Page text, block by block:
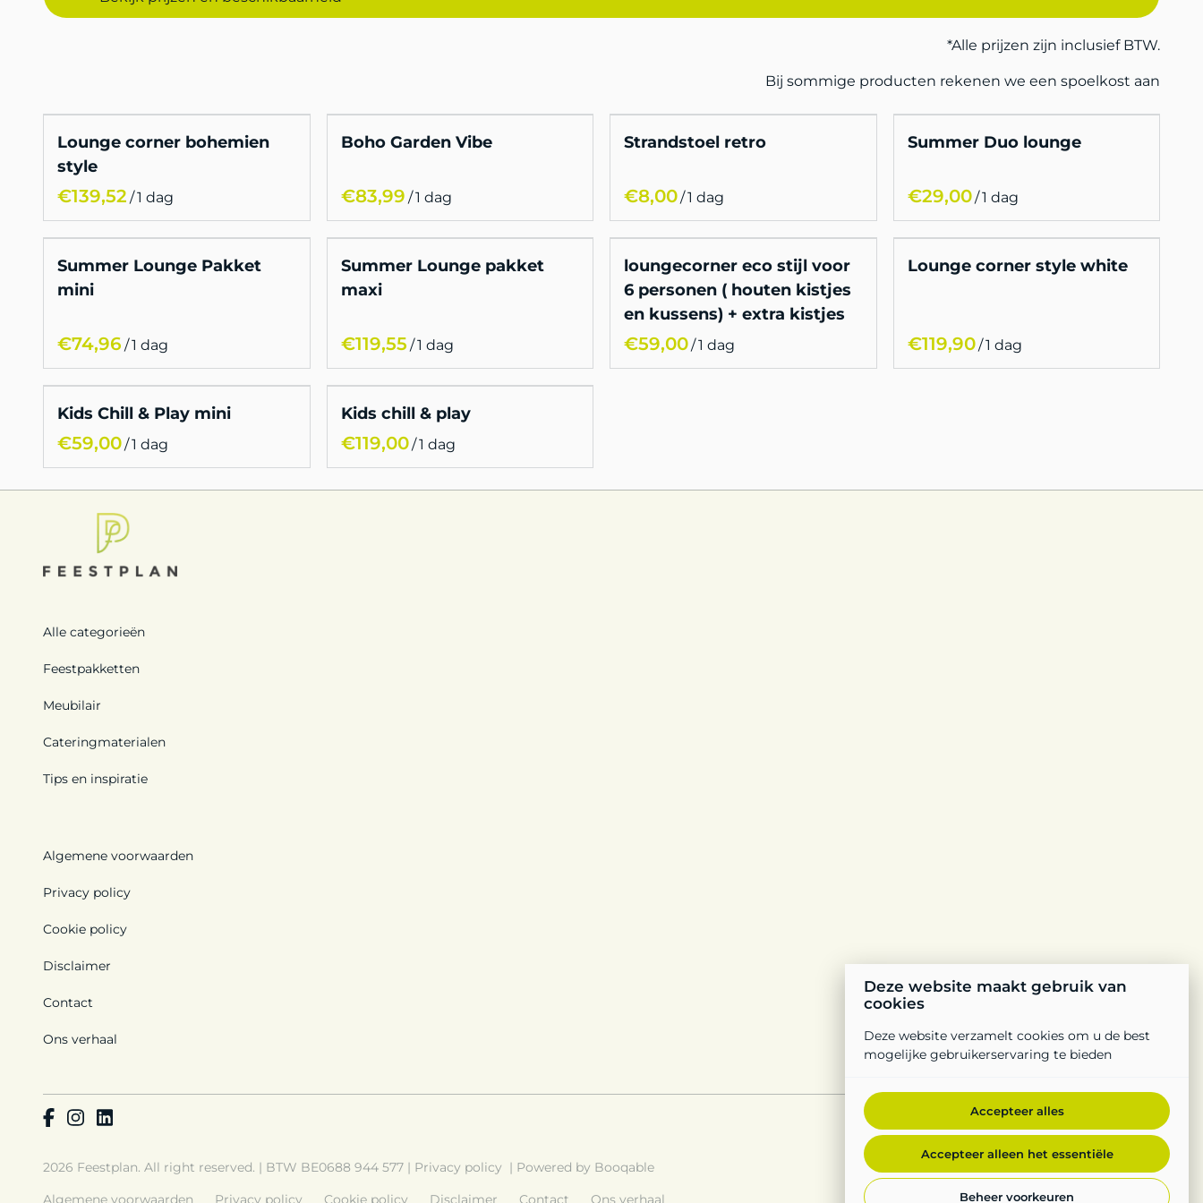
*Alle prijzen zijn inclusief BTW.
Bij sommige producten rekenen we een spoelkost aan
Lounge corner bohemien
style
/
Boho Garden Vibe
/
Strandstoel retro
/
Summer Duo lounge
/
Summer Lounge Pakket
mini
/
Summer Lounge pakket
maxi
/
loungecorner eco stijl voor
6 personen ( houten kistjes
en kussens) + extra kistjes
/
Lounge corner style white
/
Kids Chill & Play mini
/
Kids chill & play
/
Alle categorieën
Feestpakketten
Meubilair
Cateringmaterialen
Tips en inspiratie
Algemene voorwaarden
Privacy policy
Cookie policy
Disclaimer
Contact
Ons verhaal
2026 Feestplan. All right reserved. | BTW BE0688 944 577 | Privacy policy | Powered by Booqable
Algemene voorwaarden
Privacy policy Cookie policy Disclaimer Contact Ons verhaal
Deze website maakt gebruik van
cookies
Deze website verzamelt cookies om u de best
mogelijke gebruikerservaring te bieden
Accepteer alles
Accepteer alleen het essentiële
Beheer voorkeuren